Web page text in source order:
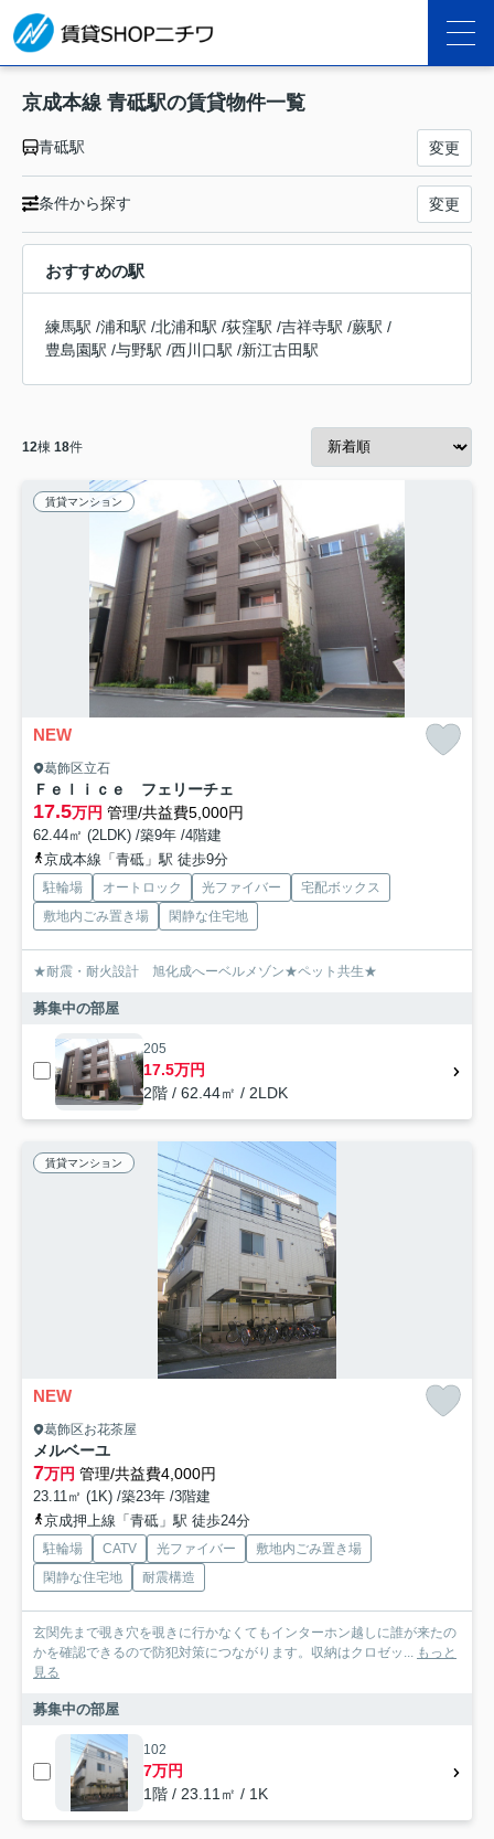
京成本線 青砥駅の賃貸物件一覧
青砥駅 変更
条件から探す 変更
おすすめの駅
練馬駅 /浦和駅 /北浦和駅 /荻窪駅 /吉祥寺駅 /蕨駅 /
豊島園駅 /与野駅 /西川口駅 /新江古田駅
12棟 18件
賃貸マンション
NEW
葛飾区立石
Ｆｅｌｉｃｅ フェリーチェ
17.5万円 管理/共益費5,000円
62.44㎡ (2LDK) /築9年 /4階建
京成本線「青砥」駅 徒歩9分
駐輪場 オートロック 光ファイバー
宅配ボックス
敷地内ごみ置き場
閑静な住宅地
★耐震・耐火設計 旭化成へーベルメゾン★ペット共生★
募集中の部屋
205
17.5万円
2階 / 62.44㎡ / 2LDK
賃貸マンション
NEW
葛飾区お花茶屋
メルベーユ
7万円 管理/共益費4,000円
23.11㎡ (1K) /築23年 /3階建
京成押上線「青砥」駅 徒歩24分
駐輪場 CATV 光ファイバー
敷地内ごみ置き場
閑静な住宅地
耐震構造
玄関先まで覗き穴を覗きに行かなくてもインターホン越しに誰が来たの
かを確認できるので防犯対策につながります。収納はクロゼッ...
もっと
見る
募集中の部屋
102
7万円
1階 / 23.11㎡ / 1K